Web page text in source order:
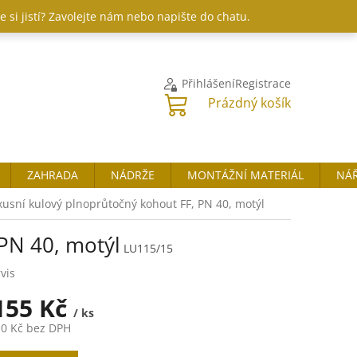
si jistí? Zavolejte nám nebo napište do chatu.
PřihlášeníRegistrace
NÁKUPNÍ
Prázdný košík
ZAHRADA NÁDRŽE MONTÁŽNÍ MATERIÁL
kulový plnoprůtočný kohout FF, PN 40, motýl
40, motýl LU115/15
Kč / ks
Kč bez DPH